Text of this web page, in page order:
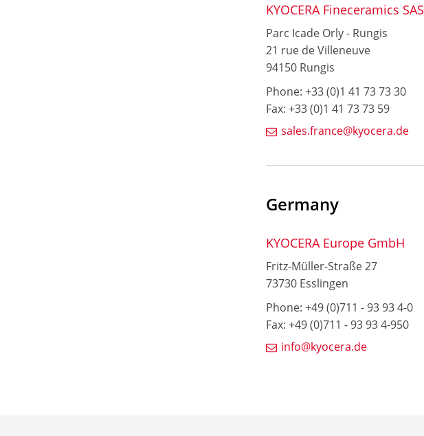
KYOCERA Fineceramics SAS
Parc Icade Orly - Rungis
21 rue de Villeneuve
94150 Rungis
Phone: +33 (0)1 41 73 73 30
Fax: +33 (0)1 41 73 73 59
sales.france@kyocera.de
Germany
KYOCERA Europe GmbH
Fritz-Müller-Straße 27
73730 Esslingen
Phone: +49 (0)711 - 93 93 4-0
Fax: +49 (0)711 - 93 93 4-950
info@kyocera.de